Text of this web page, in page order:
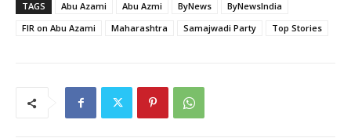
TAGS Abu Azami Abu Azmi ByNews
ByNewsIndia
FIR on Abu Azami
Maharashtra Samajwadi Party Top Stories